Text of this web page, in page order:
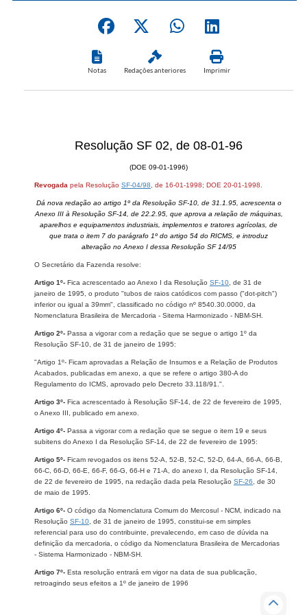
Notas Redações anteriores Imprimir
Resolução SF 02, de 08-01-96
(DOE 09-01-1996)
Revogada pela Resolução SF-04/98 , de 16-01-1998; DOE 20-01-1998.
Dá nova redação ao artigo 1º da Resolução SF-10, de 31.1.95, acrescenta o
Anexo III à Resolução SF-14, de 22.2.95, que aprova a relação de máquinas,
aparelhos e equipamentos industriais, implementos e tratores agrícolas, de
que trata o item 7 do parágrafo 1º do artigo 54 do RICMS, e introduz
alteração no Anexo I dessa Resolução SF 14/95
O Secretário da Fazenda resolve:
Artigo 1º- Fica acrescentado ao Anexo I da Resolução SF-10 , de 31 de
janeiro de 1995, o produto "tubos de raios catódicos com passo ("dot-pitch")
inferior ou igual a 39mm", classificado no código nº 8540.30.0000, da
Nomenclatura Brasileira de Mercadoria - Sitema Harmonizado - NBM-SH.
Artigo 2º- Passa a vigorar com a redação que se segue o artigo 1º da
Resolução SF-10, de 31 de janeiro de 1995:
"Artigo 1º- Ficam aprovadas a Relação de Insumos e a Relação de Produtos
Acabados, publicadas em anexo, a que se refere o artigo 380-A do
Regulamento do ICMS, aprovado pelo Decreto 33.118/91.".
Artigo 3º- Fica acrescentado à Resolução SF-14, de 22 de fevereiro de 1995,
o Anexo III, publicado em anexo.
Artigo 4º- Passa a vigorar com a redação que se segue o item 19 e seus
subitens do Anexo I da Resolução SF-14, de 22 de fevereiro de 1995:
Artigo 5º- Ficam revogados os itens 52-A, 52-B, 52-C, 52-D, 64-A, 66-A, 66-B,
66-C, 66-D, 66-E, 66-F, 66-G, 66-H e 71-A, do anexo I, da Resolução SF-14,
de 22 de fevereiro de 1995, na redação dada pela Resolução SF-26 , de 30
de maio de 1995.
Artigo 6º- O código da Nomenclatura Comum do Mercosul - NCM, indicado na
Resolução SF-10 , de 31 de janeiro de 1995, constitui-se em simples
referencial para uso do contribuinte, prevalecendo, em caso de dúvida na
definição da mercadoria, o código da Nomenclatura Brasileira de Mercadorias
- Sistema Harmonizado - NBM-SH.
Artigo 7º- Esta resolução entrará em vigor na data de sua publicação,
retroagindo seus efeitos a 1º de janeiro de 1996